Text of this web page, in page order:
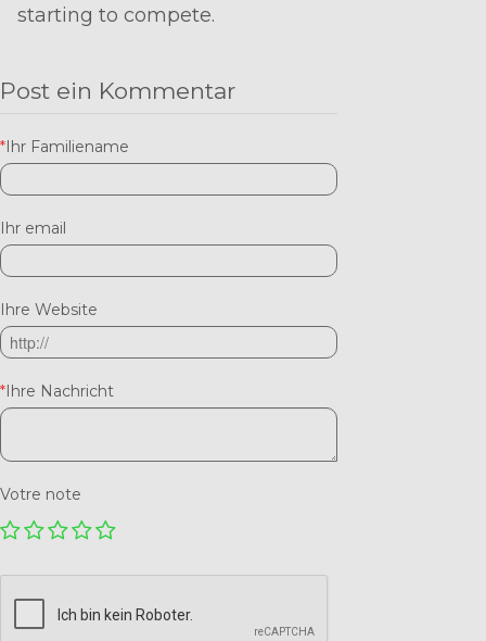
starting to compete.
Post ein Kommentar
*Ihr Familiename
Ihr email
Ihre Website
*Ihre Nachricht
Votre note